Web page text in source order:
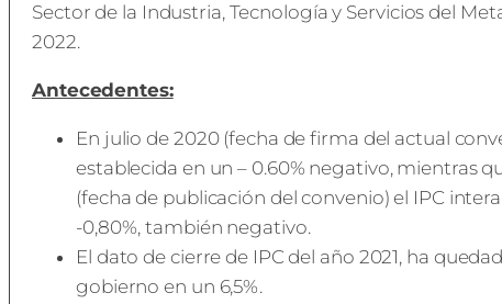
Sector de la Industria, Tecnología y Servicios del
2022.
Antecedentes:
En julio de 2020 (fecha de firma del actual
establecida en un – 0.60% negativo, mientras
(fecha de publicación del convenio) el IPC
-0,80%, también negativo.
El dato de cierre de IPC del año 2021, ha
gobierno en un 6,5%.